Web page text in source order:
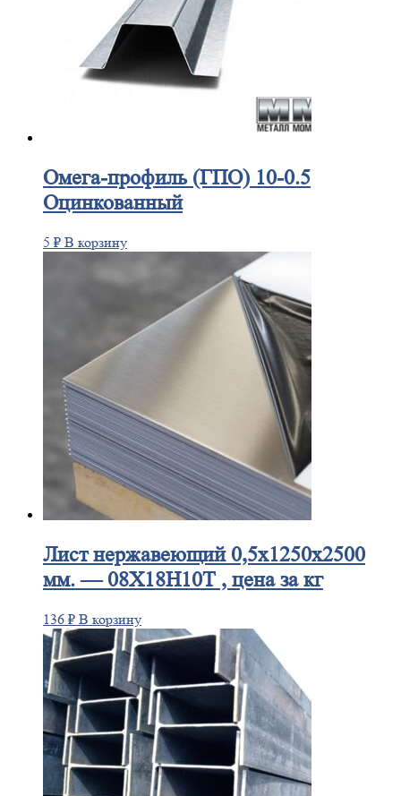
Омега-профиль(ГПО) 10-0.5
Оцинкованный
5 ₽ В корзину
Листнержавеющий 0,5x1250x2500
мм. — 08Х18Н10Т , цена за кг
136 ₽ В корзину